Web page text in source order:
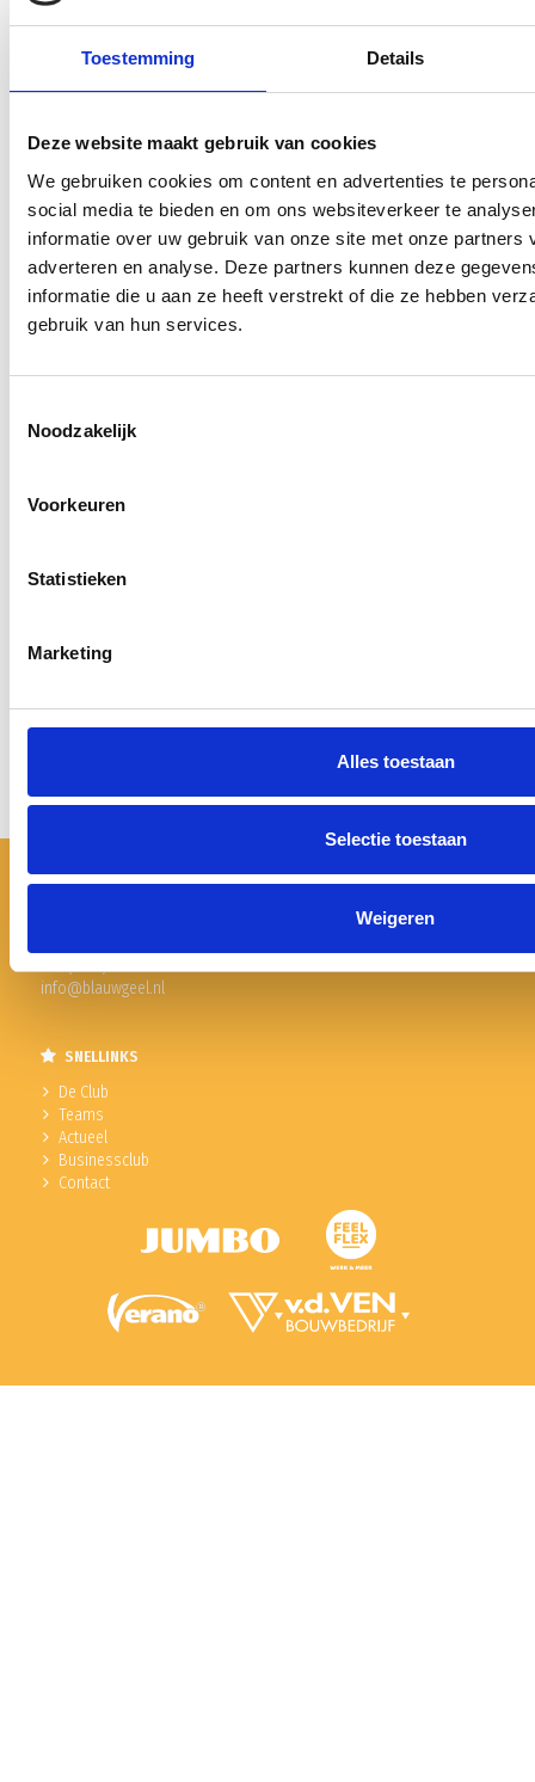
Toestemming Details
Deze website maakt gebruik van cookies
We gebruiken cookies om content en advertenties te
social media te bieden en om ons websiteverkeer te
informatie over uw gebruik van onze site met onze partners
adverteren en analyse. Deze partners kunnen deze
informatie die u aan ze heeft verstrekt of die ze hebben
gebruik van hun services.
Noodzakelijk
Voorkeuren
Statistieken
Marketing
Alles toestaan
Selectie toestaan
Weigeren
Overwinning op Mierlo Hout
Gelijkspel in eerste oefenwedstrijd tweede blok
Uitnodiging voor de EXTRA Algemene Ledenvergadering
Word jij de volgende Pupil van de Week bij BlauwGeel?
Junioren
Veteranen
BLAUW GEEL'38
Tel. (0413) 36 57 04
info@blauwgeel.nl
SNELLINKS
De Club
Teams
Actueel
Businessclub
Contact